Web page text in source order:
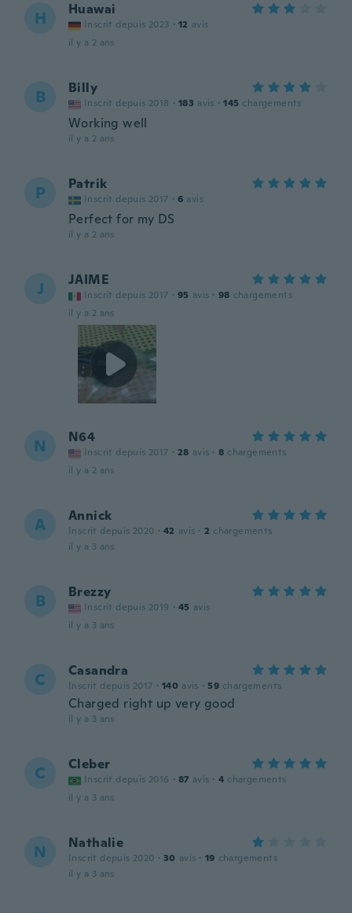
H Huawai
Inscrit depuis 2023 · 12 avis
il y a 2 ans
B Billy
Inscrit depuis 2018 · 183 avis · 145 chargements
Working well
il y a 2 ans
P Patrik
Inscrit depuis 2017 · 6 avis
Perfect for my DS
il y a 2 ans
J JAIME
Inscrit depuis 2017 · 95 avis · 98 chargements
il y a 2 ans
N N64
Inscrit depuis 2017 · 28 avis · 8 chargements
il y a 2 ans
A Annick
Inscrit depuis 2020 · 42 avis · 2 chargements
il y a 3 ans
B Brezzy
Inscrit depuis 2019 · 45 avis
il y a 3 ans
C Casandra
Inscrit depuis 2017 · 140 avis · 59 chargements
Charged right up very good
il y a 3 ans
C Cleber
Inscrit depuis 2016 · 87 avis · 4 chargements
il y a 3 ans
N Nathalie
Inscrit depuis 2020 · 30 avis · 19 chargements
il y a 3 ans